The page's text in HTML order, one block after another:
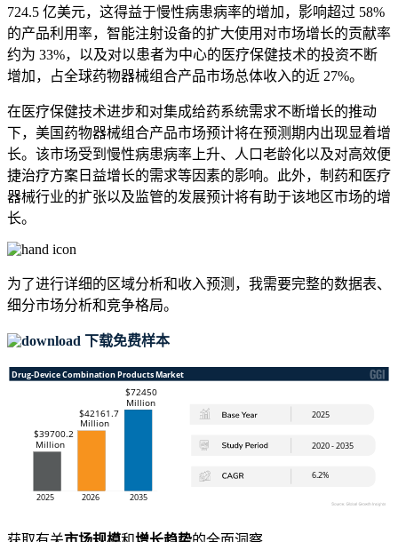
724.5 亿美元，这得益于慢性病患病率的增加，影响超过 58%
的产品利用率，智能注射设备的扩大使用对市场增长的贡献率
约为 33%，以及对以患者为中心的医疗保健技术的投资不断
增加，占全球药物器械组合产品市场总体收入的近 27%。
在医疗保健技术进步和对集成给药系统需求不断增长的推动
下，美国药物器械组合产品市场预计将在预测期内出现显着增
长。该市场受到慢性病患病率上升、人口老龄化以及对高效便
捷治疗方案日益增长的需求等因素的影响。此外，制药和医疗
器械行业的扩张以及监管的发展预计将有助于该地区市场的增
长。
为了进行详细的区域分析和收入预测，我需要完整的数据表、
细分市场分析和竞争格局。
下载免费样本